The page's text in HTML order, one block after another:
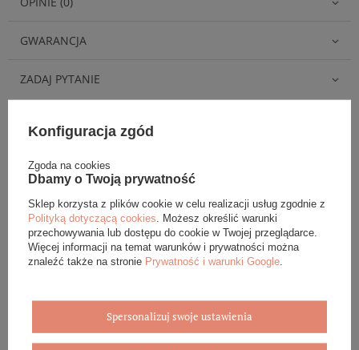
GWARANCJA
ZADAJ PYTANIE
Eleganckie opakowanie gratis
Biżuterię i zegarki zakupione w sklepie internetowym
BOVEM otrzymasz jako gotowy do wręczenia upominek. Do
każdego zamówienia dołączamy pudełko ze skóry
ekologicznej oraz elegancką torebkę. Rozmiary i wzory
WYBIERZ PREZENT
Konfiguracja zgód
Zgoda na cookies
Dbamy o Twoją prywatność
Sklep korzysta z plików cookie w celu realizacji usług zgodnie z
Polityką dotyczącą cookies . Możesz określić warunki
przechowywania lub dostępu do cookie w Twojej przeglądarce.
Więcej informacji na temat warunków i prywatności można
znaleźć także na stronie Prywatność i warunki Google
Spersonalizuj swoje ustawienia